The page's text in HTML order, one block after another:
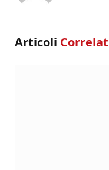
Articoli